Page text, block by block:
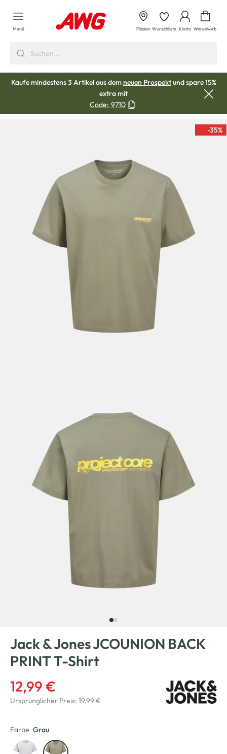
springen
Menü Filialen Wunschliste Konto Warenkorb
Kaufe mindestens 3 Artikel aus demneuen Prospektund spare 15%
extra mit
Code: 9710
-35%
Jack & Jones JCOUNION BACK
PRINT T-Shirt
12,99 €
Ursprünglicher Preis: 19,99 €
Farbe Grau